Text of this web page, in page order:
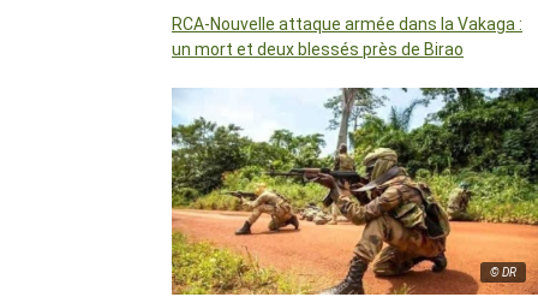
RCA-Nouvelle attaque armée dans la Vakaga :
un mort et deux blessés près de Birao
© DR